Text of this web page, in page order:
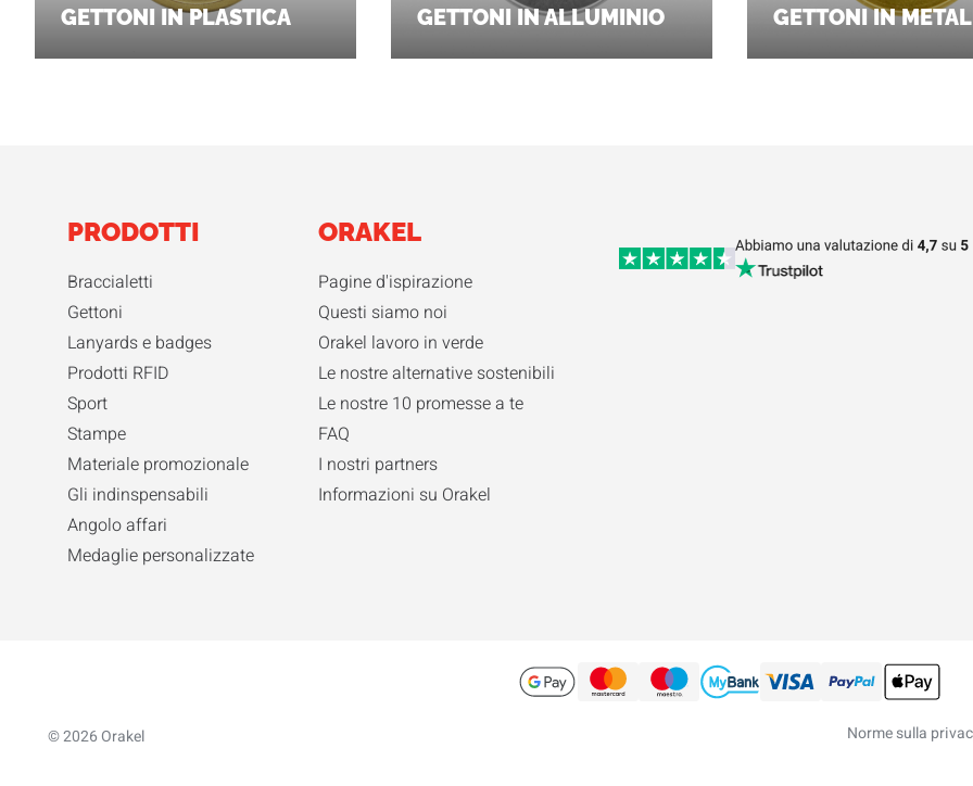
GETTONI IN PLASTICA GETTONI IN ALLUMINIO GETTONI IN
PRODOTTI
Braccialetti
Gettoni
Lanyards e badges
Prodotti RFID
Sport
Stampe
Materiale promozionale
Gli indinspensabili
Angolo affari
Medaglie personalizzate
ORAKEL
Pagine d'ispirazione
Questi siamo noi
Orakel lavoro in verde
Le nostre alternative sostenibili
Le nostre 10 promesse a te
FAQ
I nostri partners
Informazioni su Orakel
© 2026 Orakel Norme sulla